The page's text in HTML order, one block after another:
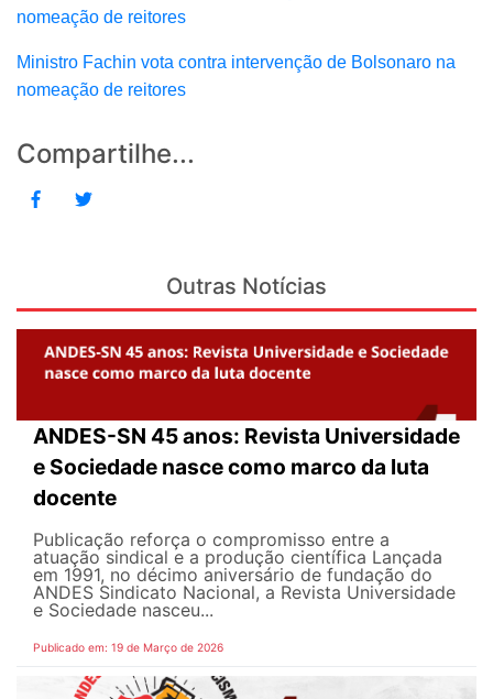
nomeação de reitores
Ministro Fachin vota contra intervenção de Bolsonaro na
nomeação de reitores
Compartilhe...
Outras Notícias
ANDES-SN 45 anos: Revista Universidade
e Sociedade nasce como marco da luta
docente
Publicação reforça o compromisso entre a
atuação sindical e a produção científica Lançada
em 1991, no décimo aniversário de fundação do
ANDES Sindicato Nacional, a Revista Universidade
e Sociedade nasceu...
Publicado em: 19 de Março de 2026